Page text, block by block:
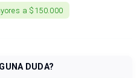
a $150.000
DUDA?